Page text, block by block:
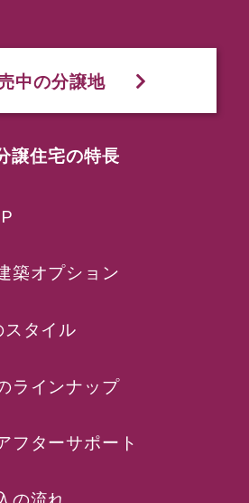
中の分譲地
譲住宅の特長
築オプション
タイル
ラインナップ
フターサポート